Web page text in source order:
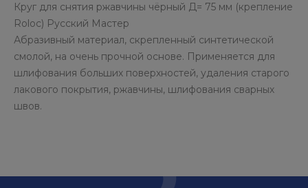
Круг для снятия ржавчины чёрный Д= 75 мм (крепление
Roloc) Русский Мастер
Абразивный материал, скрепленный синтетической
смолой, на очень прочной основе. Применяется для
шлифования больших поверхностей, удаления старого
лакового покрытия, ржавчины, шлифования сварных
швов.